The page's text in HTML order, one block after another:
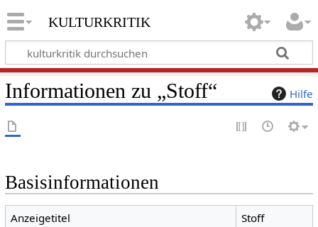
kulturkritik
Hilfe
Informationen zu „Stoff“
Basisinformationen
Anzeigetitel
Stoff